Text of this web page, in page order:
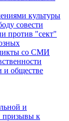
культуры
совести
против "сект"
со СМИ
и обществе
и
призывы к